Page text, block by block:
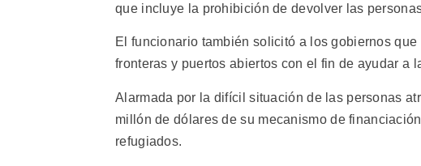
que incluye la prohibición de devolver las
El funcionario también solicitó a los gobiernos
fronteras y puertos abiertos con el fin de ayudar a
Alarmada por la difícil situación de las personas
millón de dólares de su mecanismo de
refugiados.